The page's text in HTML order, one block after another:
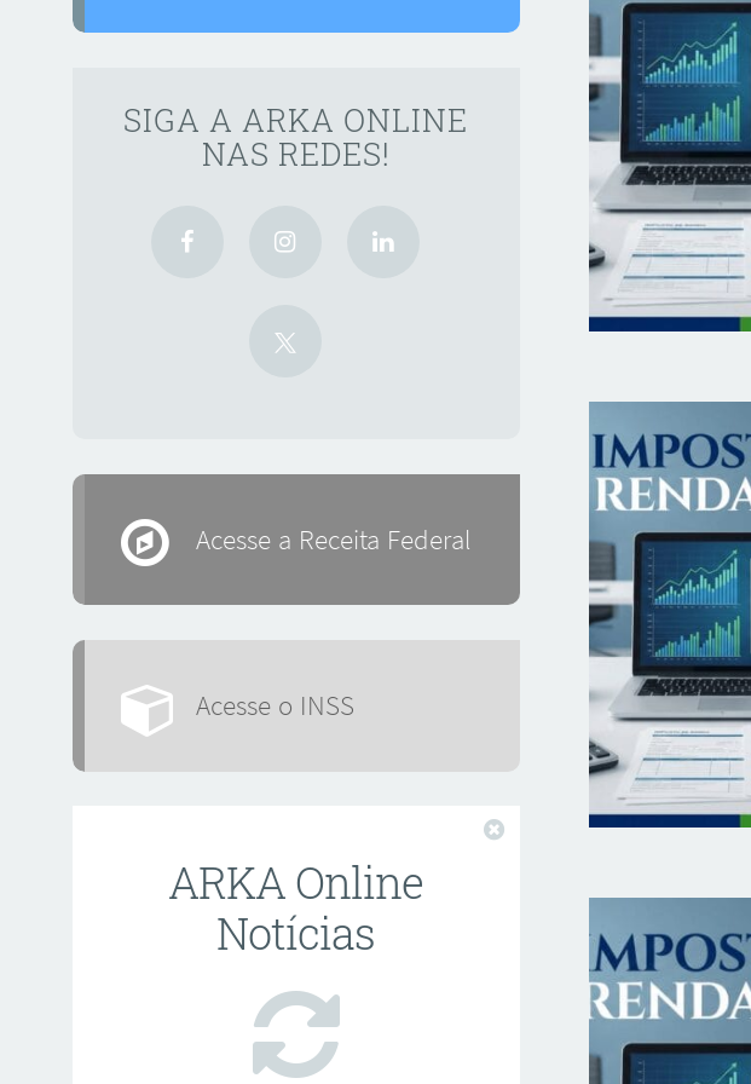
SIGA A ARKA ONLINE
NAS REDES!
Acesse a Receita Federal
Acesse o INSS
ARKA Online
Notícias